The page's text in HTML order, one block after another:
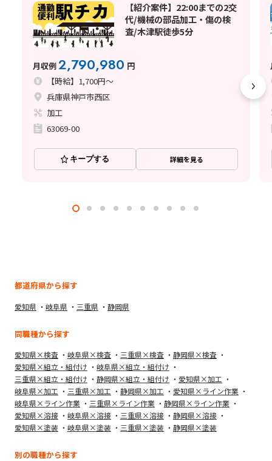
【紹介案件】22:00までの2交
代/機械の部品加工・傷の検
査/木津駅徒歩5分
月収例2,790,980 円
【時給】1,700円～
兵庫県神戸市西区
加工
63069-00
キープする 詳細を見る
都道府県から探す
愛知県 岐阜県 三重県 静岡県
同職種から探す
愛知県×検査 岐阜県×検査 三重県×検査
静岡県×検査
愛知県×組立・組付け
岐阜県×組立・組付け
三重県×組立・組付け
静岡県×組立・組付け
愛知県×加工
岐阜県×加工
三重県×加工 静岡県×加工
愛知県×ライン作業
岐阜県×ライン作業
三重県×ライン作業
静岡県×ライン作業
愛知県×溶接
岐阜県×溶接 三重県×溶接
静岡県×溶接
愛知県×塗装
岐阜県×塗装 三重県×塗装 静岡県×塗装
別の職種から探す